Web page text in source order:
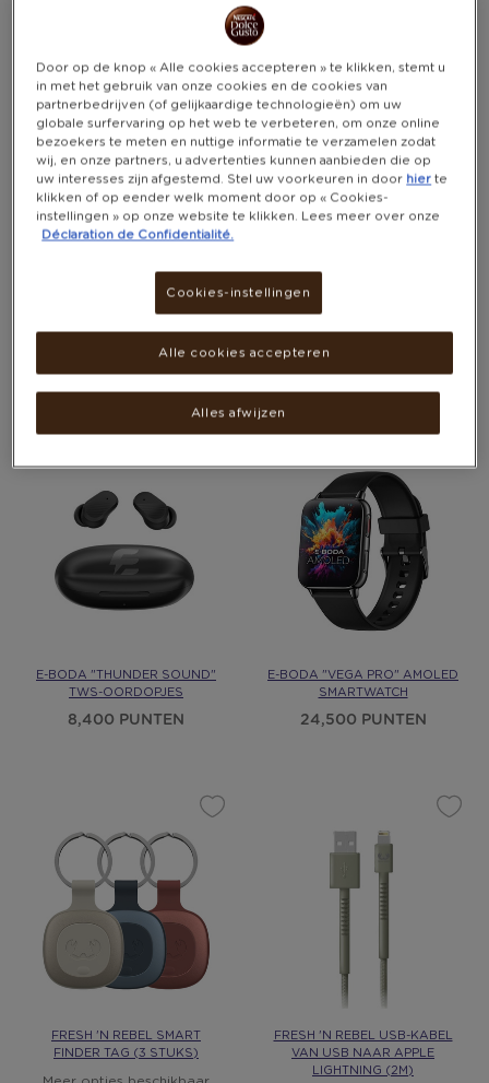
Meer opties beschikbaar 11,000 PUNTEN
E-BODA "THUNDER SOUND"
TWS-OORDOPJES
8,400 PUNTEN
E-BODA "VEGA PRO" AMOLED
SMARTWATCH
24,500 PUNTEN
FRESH 'N REBEL SMART
FINDER TAG (3 STUKS)
FRESH 'N REBEL USB-KABEL
VAN USB NAAR APPLE
LIGHTNING (2M)
Door op de knop « Alle cookies accepteren » te klikken, stemt u
in met het gebruik van onze cookies en de cookies van
partnerbedrijven (of gelijkaardige technologieën) om uw
globale surfervaring op het web te verbeteren, om onze online
bezoekers te meten en nuttige informatie te verzamelen zodat
wij, en onze partners, u advertenties kunnen aanbieden die op
uw interesses zijn afgestemd. Stel uw voorkeuren in door hier te
klikken of op eender welk moment door op « Cookies-
instellingen » op onze website te klikken. Lees meer over onze
Déclaration de Confidentialité.
Cookies-instellingen
Alles afwijzen
Alle cookies accepteren